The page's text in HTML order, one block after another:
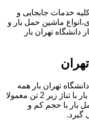
خدمات جابجایی و
ماشین حمل بار و
دانشگاه تهران بار
تهران بار همه
روزه انجام می شود.برای حمل و جابجایی بار با تناژ زیر 2 تن معمولا
بار با حجم کم و
گیرد.